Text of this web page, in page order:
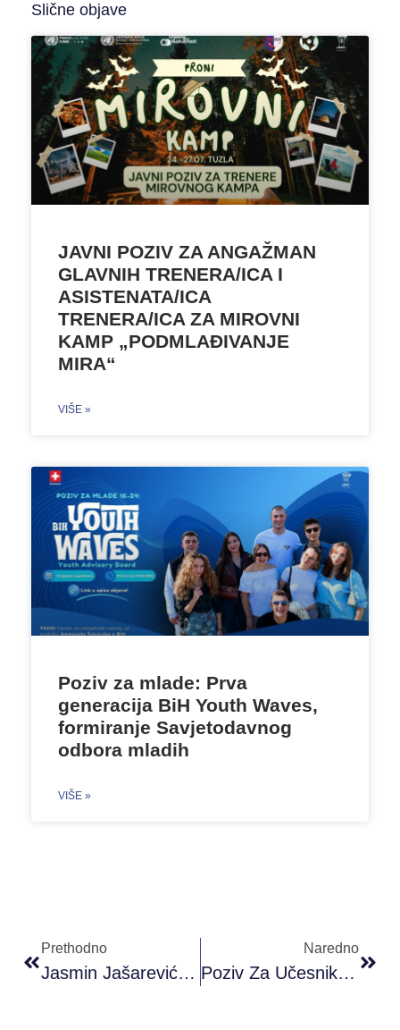
Slične objave
JAVNI POZIV ZA ANGAŽMAN
GLAVNIH TRENERA/ICA I
ASISTENATA/ICA
TRENERA/ICA ZA MIROVNI
KAMP „PODMLAĐIVANJE
MIRA“
VIŠE »
Poziv za mlade: Prva
generacija BiH Youth Waves,
formiranje Savjetodavnog
odbora mladih
VIŠE »
Prethodno
Jasmin Jašarević: U Fokusu Aktivnosti “PRONI Centra” Su Uvijek Mladi
Naredno
Poziv Za Učesnike – Trening “Youth Workers Countering The Violent Extremism”